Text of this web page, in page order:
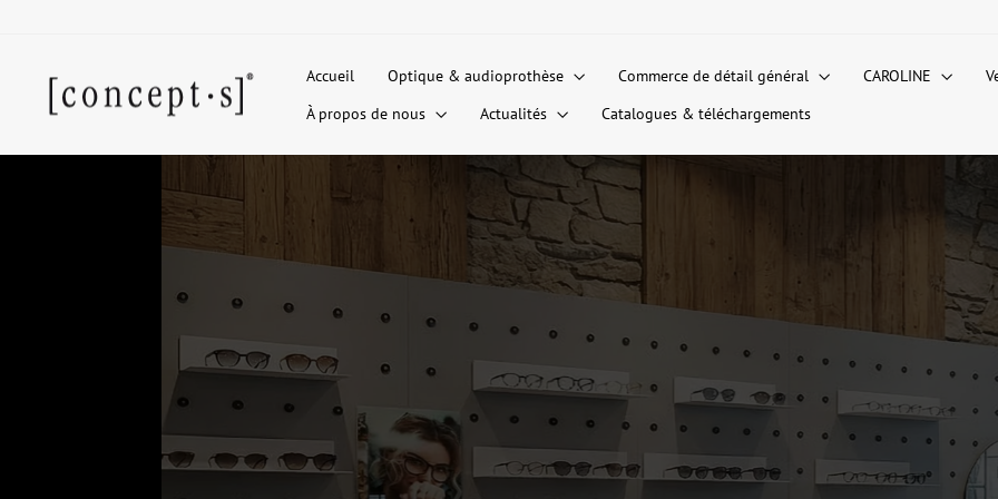
Accueil Optique & audioprothèse Commerce de détail général CAROLINE
À propos de nous
Actualités Catalogues & téléchargements